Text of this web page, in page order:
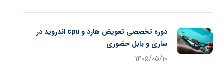
دوره تخصصی تعویض هارد و cpu اندروید در
ساری و بابل حضوری
1405/05/10